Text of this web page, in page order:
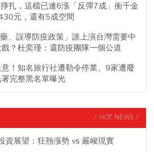
扎，這檔已連6漲「反彈7成」衝千金
元，還有5成空間
藥、誤導防疫政策」誰上演台灣需要中
？杜奕瑾：還防疫團隊一個公道
！知名旅行社遭勒令停業、9家遭廢
完整黑名單曝光
/ HOT NEWS /
資展望：狂熱漲勢 vs 嚴峻現實